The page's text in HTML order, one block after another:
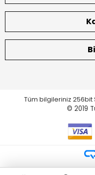
Tüm bilgileriniz 256bit
© 2019